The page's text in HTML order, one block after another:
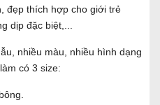
đẹp thích hợp cho giới trẻ
dịp đặc biệt,...
nhiều màu, nhiều hình dạng
có 3 size: